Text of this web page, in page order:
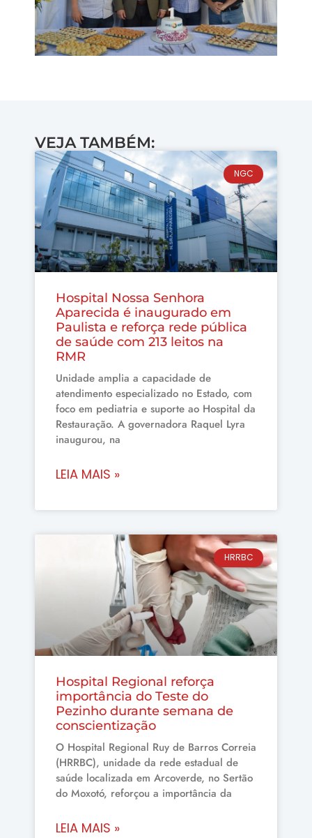
VEJA TAMBÉM:
NGC
Hospital Nossa Senhora
Aparecida é inaugurado em
Paulista e reforça rede pública
de saúde com 213 leitos na
RMR
Unidade amplia a capacidade de
atendimento especializado no Estado, com
foco em pediatria e suporte ao Hospital da
Restauração. A governadora Raquel Lyra
inaugurou, na
LEIA MAIS »
HRRBC
Hospital Regional reforça
importância do Teste do
Pezinho durante semana de
conscientização
O Hospital Regional Ruy de Barros Correia
(HRRBC), unidade da rede estadual de
saúde localizada em Arcoverde, no Sertão
do Moxotó, reforçou a importância da
LEIA MAIS »